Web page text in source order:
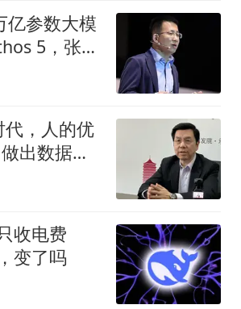
亿参数大模
5，张一
，人的优
出数据不
收电费
变了吗